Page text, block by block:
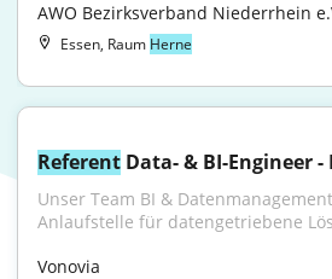
AWO Bezirksverband Niederrhein
Essen, Raum Herne
Referent Data- & BI-Engineer
Unser Team BI &
Anlaufstelle für datengetriebene
Vonovia